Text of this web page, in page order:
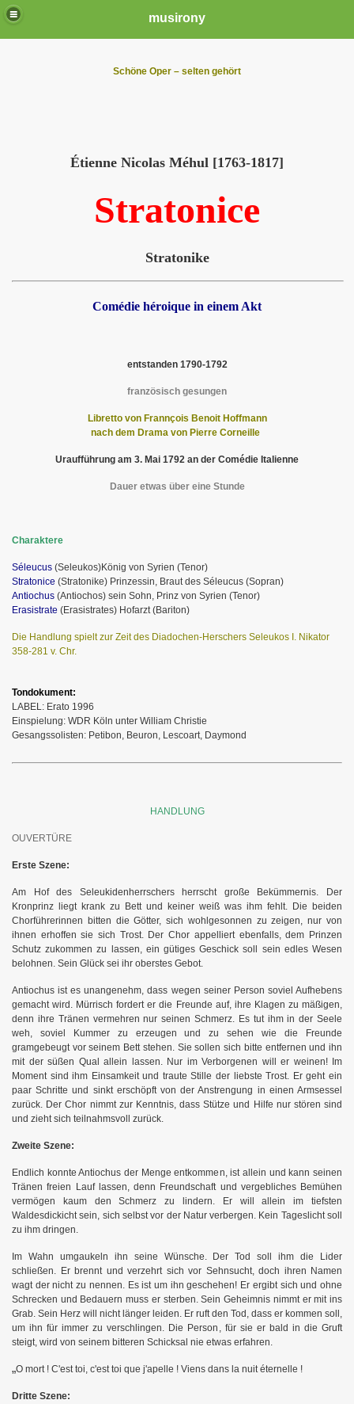
musirony
Schöne Oper – selten gehört
Étienne Nicolas Méhul [1763-1817]
Stratonice
Stratonike
Comédie héroique in einem Akt
entstanden 1790-1792
französisch gesungen
Libretto von Frannçois Benoit Hoffmann
nach dem Drama von Pierre Corneille
Uraufführung am 3. Mai 1792 an der Comédie Italienne
Dauer etwas über eine Stunde
Charaktere
Séleucus (Seleukos)König von Syrien (Tenor)
Stratonice (Stratonike) Prinzessin, Braut des Séleucus (Sopran)
Antiochus (Antiochos) sein Sohn, Prinz von Syrien (Tenor)
Erasistrate (Erasistrates) Hofarzt (Bariton)
Die Handlung spielt zur Zeit des Diadochen-Herschers Seleukos I. Nikator
358-281 v. Chr.
Tondokument:
LABEL: Erato 1996
Einspielung: WDR Köln unter William Christie
Gesangssolisten: Petibon, Beuron, Lescoart, Daymond
HANDLUNG
OUVERTÜRE
Erste Szene:
Am Hof des Seleukidenherrschers herrscht große Bekümmernis. Der
Kronprinz liegt krank zu Bett und keiner weiß was ihm fehlt. Die beiden
Chorführerinnen bitten die Götter, sich wohlgesonnen zu zeigen, nur von
ihnen erhoffen sie sich Trost. Der Chor appelliert ebenfalls, dem Prinzen
Schutz zukommen zu lassen, ein gütiges Geschick soll sein edles Wesen
belohnen. Sein Glück sei ihr oberstes Gebot.
Antiochus ist es unangenehm, dass wegen seiner Person soviel Aufhebens
gemacht wird. Mürrisch fordert er die Freunde auf, ihre Klagen zu mäßigen,
denn ihre Tränen vermehren nur seinen Schmerz. Es tut ihm in der Seele
weh, soviel Kummer zu erzeugen und zu sehen wie die Freunde
gramgebeugt vor seinem Bett stehen. Sie sollen sich bitte entfernen und ihn
mit der süßen Qual allein lassen. Nur im Verborgenen will er weinen! Im
Moment sind ihm Einsamkeit und traute Stille der liebste Trost. Er geht ein
paar Schritte und sinkt erschöpft von der Anstrengung in einen Armsessel
zurück. Der Chor nimmt zur Kenntnis, dass Stütze und Hilfe nur stören sind
und zieht sich teilnahmsvoll zurück.
Zweite Szene:
Endlich konnte Antiochus der Menge entkommen, ist allein und kann seinen
Tränen freien Lauf lassen, denn Freundschaft und vergebliches Bemühen
vermögen kaum den Schmerz zu lindern. Er will allein im tiefsten
Waldesdickicht sein, sich selbst vor der Natur verbergen. Kein Tageslicht soll
zu ihm dringen.
Im Wahn umgaukeln ihn seine Wünsche. Der Tod soll ihm die Lider
schließen. Er brennt und verzehrt sich vor Sehnsucht, doch ihren Namen
wagt der nicht zu nennen. Es ist um ihn geschehen! Er ergibt sich und ohne
Schrecken und Bedauern muss er sterben. Sein Geheimnis nimmt er mit ins
Grab. Sein Herz will nicht länger leiden. Er ruft den Tod, dass er kommen soll,
um ihn für immer zu verschlingen. Die Person, für sie er bald in die Gruft
steigt, wird von seinem bitteren Schicksal nie etwas erfahren.
„O mort ! C'est toi, c'est toi que j'apelle ! Viens dans la nuit éternelle !
Dritte Szene: